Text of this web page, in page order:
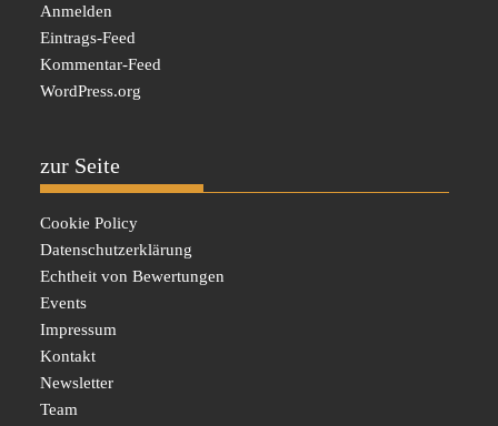
Anmelden
Eintrags-Feed
Kommentar-Feed
WordPress.org
zur Seite
Cookie Policy
Datenschutzerklärung
Echtheit von Bewertungen
Events
Impressum
Kontakt
Newsletter
Team